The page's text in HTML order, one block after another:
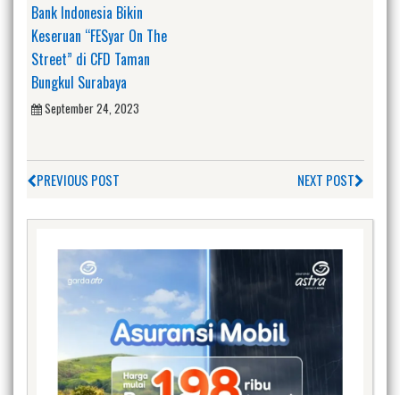
Bank Indonesia Bikin
Keseruan “FESyar On The
Street” di CFD Taman
Bungkul Surabaya
September 24, 2023
PREVIOUS POST NEXT POST